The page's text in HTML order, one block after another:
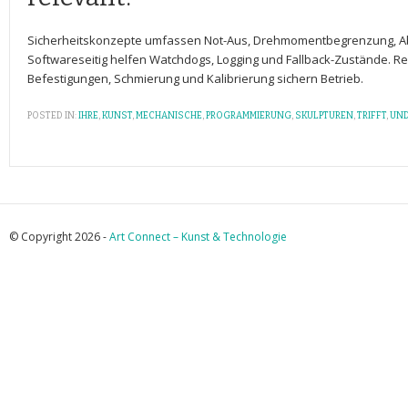
Sicherheitskonzepte umfassen Not-Aus, Drehmomentbegrenzung,
Softwareseitig helfen Watchdogs, Logging und Fallback-Zustände.⁢
Befestigungen, Schmierung und Kalibrierung sichern‍ Betrieb.
POSTED IN:IHRE,KUNST,MECHANISCHE,PROGRAMMIERUNG, SKULPTUREN,TRIFFT,
© Copyright 2026 -Art Connect – Kunst & Technologie